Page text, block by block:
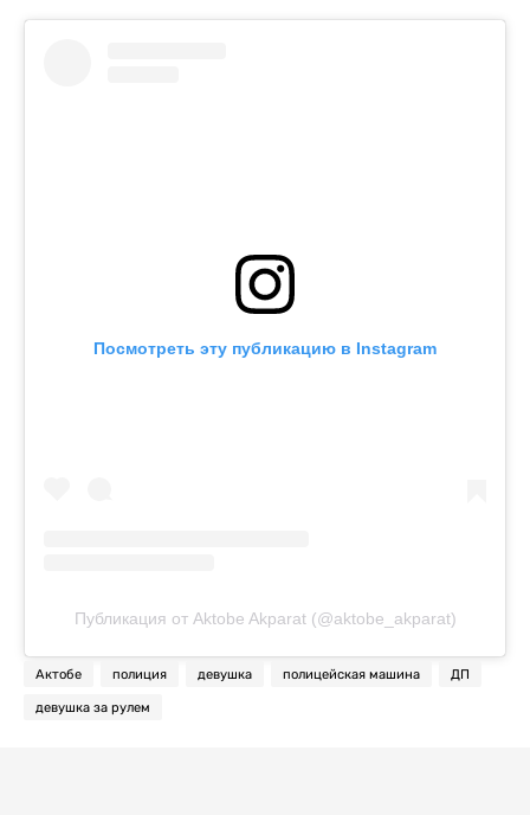
Посмотреть эту публикацию в Instagram
Публикация от Aktobe Akparat (@aktobe_akparat)
Актобе полиция девушка полицейская машина ДП
девушка за рулем